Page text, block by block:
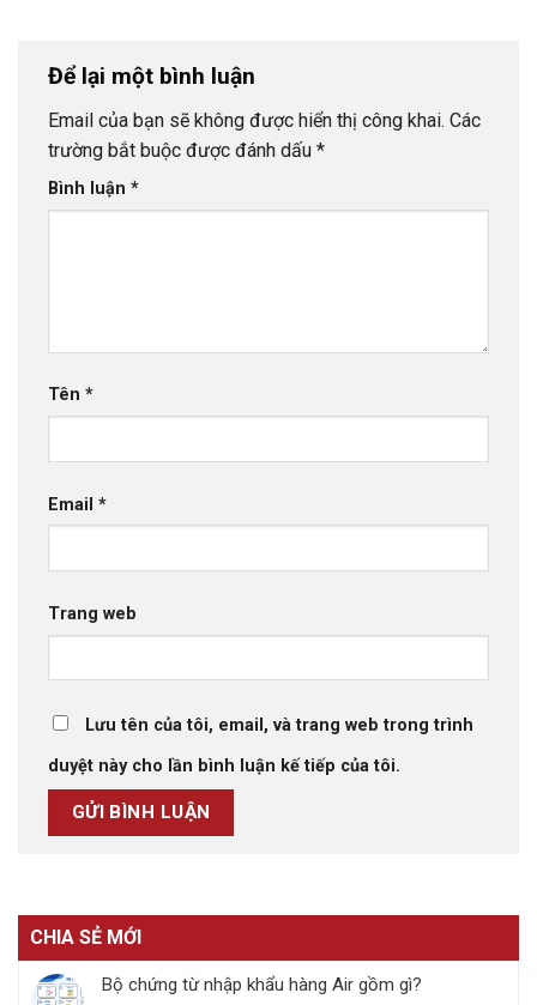
Để lại một bình luận
Email của bạn sẽ không được hiển thị công khai. Các
trường bắt buộc được đánh dấu *
Bình luận *
Tên *
Email *
Trang web
Lưu tên của tôi, email, và trang web trong trình
duyệt này cho lần bình luận kế tiếp của tôi.
CHIA SẺ MỚI
Bộ chứng từ nhập khẩu hàng Air gồm gì?